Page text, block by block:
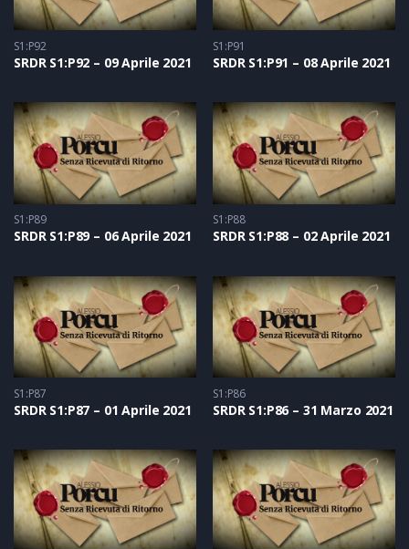
S1:P92
SRDR S1:P92 – 09 Aprile 2021
S1:P91
SRDR S1:P91 – 08 Aprile 2021
S1:P89
SRDR S1:P89 – 06 Aprile 2021
S1:P88
SRDR S1:P88 – 02 Aprile 2021
S1:P87
SRDR S1:P87 – 01 Aprile 2021
S1:P86
SRDR S1:P86 – 31 Marzo 2021